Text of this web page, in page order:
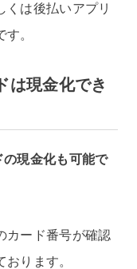
くは後払いアプリ
。
は現金化でき
現金化も可能で
カード番号が確認
ります。